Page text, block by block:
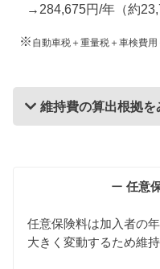
→284,675円/年（約
※ 自動車税＋重量税＋車検費
維持費の算出根拠を
維持
ー 任意
任意保険料は加入者の
大きく変動するため維